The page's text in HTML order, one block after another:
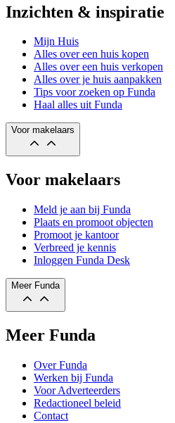
Inzichten & inspiratie
Mijn Huis
Alles over een huis kopen
Alles over een huis verkopen
Alles over je huis aanpakken
Tips voor zoeken op Funda
Haal alles uit Funda
Voor makelaars
Voor makelaars
Meld je aan bij Funda
Plaats en promoot objecten
Promoot je kantoor
Verbreed je kennis
Inloggen Funda Desk
Meer Funda
Meer Funda
Over Funda
Werken bij Funda
Voor Adverteerders
Redactioneel beleid
Contact